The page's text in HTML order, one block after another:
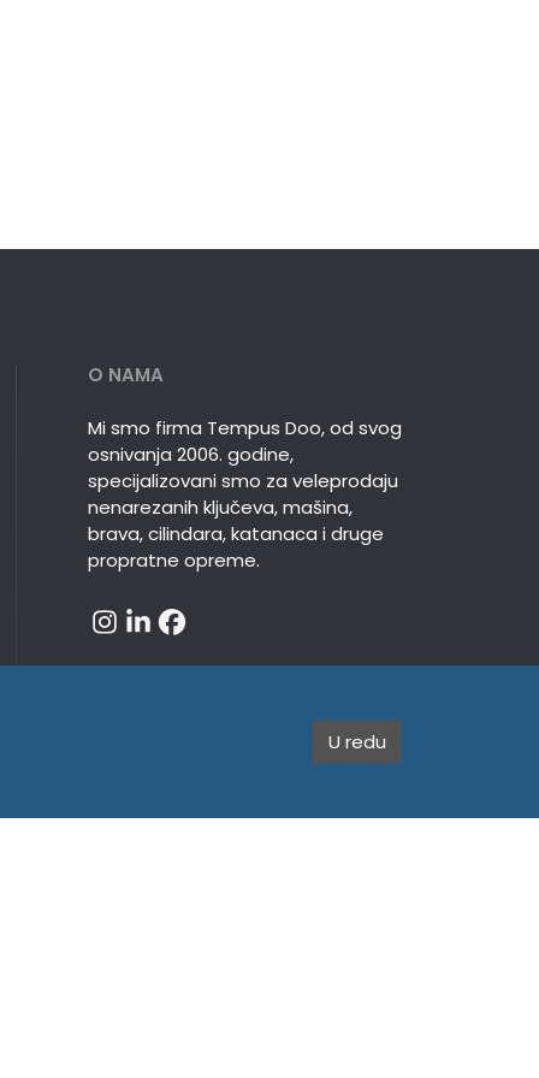
O NAMA
Mi smo firma Tempus Doo, od svog
osnivanja 2006. godine,
specijalizovani smo za veleprodaju
nenarezanih ključeva, mašina,
brava, cilindara, katanaca i druge
propratne opreme.
U redu